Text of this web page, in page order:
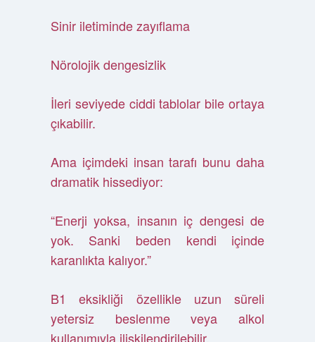
Sinir iletiminde zayıflama
Nörolojik dengesizlik
İleri seviyede ciddi tablolar bile ortaya
çıkabilir.
Ama içimdeki insan tarafı bunu daha
dramatik hissediyor:
“Enerji yoksa, insanın iç dengesi de
yok. Sanki beden kendi içinde
karanlıkta kalıyor.”
B1 eksikliği özellikle uzun süreli
yetersiz beslenme veya alkol
kullanımıyla ilişkilendirilebilir.